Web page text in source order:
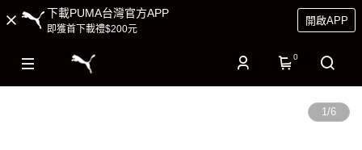
下載PUMA台灣官方APP
即獲首下載禮$200元
開啟APP
0
1/6